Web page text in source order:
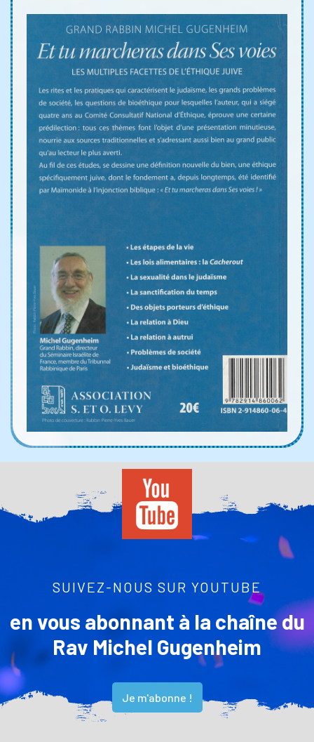
SUIVEZ-NOUS SUR YOUTUBE
en vous abonnant à la chaîne du
Rav Michel Gugenheim
Je m'abonne !